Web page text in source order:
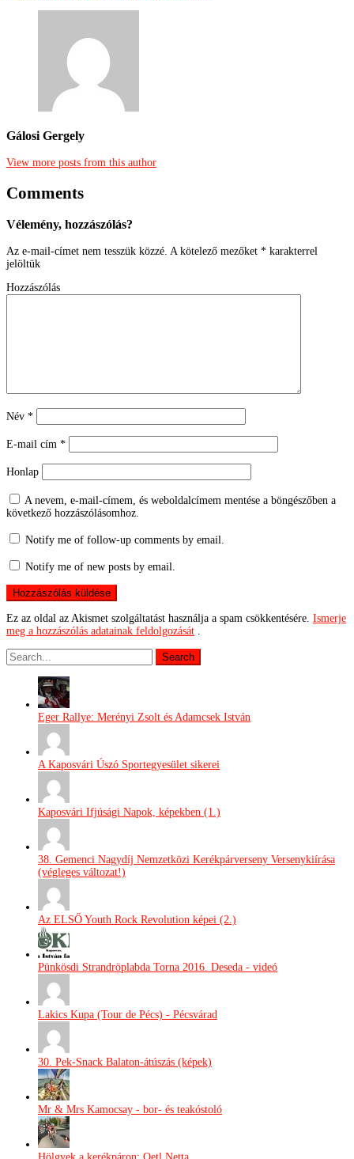
Gálosi Gergely
View more posts from this author
Comments
Vélemény, hozzászólás?
Az e-mail-címet nem tesszük közzé. A kötelező mezőket * karakterrel
jelöltük
Hozzászólás
Név *
E-mail cím *
Honlap
A nevem, e-mail-címem, és weboldalcímem mentése a böngészőben a
következő hozzászólásomhoz.
Notify me of follow-up comments by email.
Notify me of new posts by email.
Ez az oldal az Akismet szolgáltatást használja a spam csökkentésére. Ismerje
meg a hozzászólás adatainak feldolgozását .
Eger Rallye: Merényi Zsolt és Adamcsek István
A Kaposvári Úszó Sportegyesület sikerei
Kaposvári Ifjúsági Napok, képekben (1.)
38. Gemenci Nagydíj Nemzetközi Kerékpárverseny Versenykiírása
(végleges változat!)
Az ELSŐ Youth Rock Revolution képei (2.)
Pünkösdi Strandröplabda Torna 2016. Deseda - videó
Lakics Kupa (Tour de Pécs) - Pécsvárad
30. Pek-Snack Balaton-átúszás (képek)
Mr & Mrs Kamocsay - bor- és teakóstoló